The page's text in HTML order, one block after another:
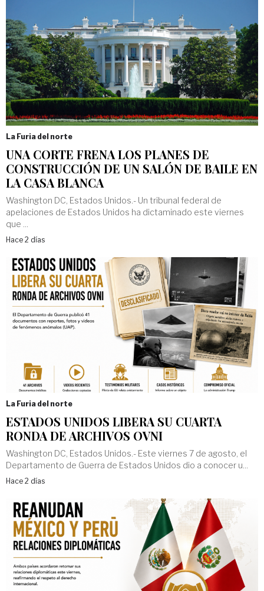
La Furia del norte
UNA CORTE FRENA LOS PLANES DE
CONSTRUCCIÓN DE UN SALÓN DE BAILE EN
LA CASA BLANCA
Washington DC, Estados Unidos.- Un tribunal federal de
apelaciones de Estados Unidos ha dictaminado este viernes
que ...
Hace 2 días
La Furia del norte
ESTADOS UNIDOS LIBERA SU CUARTA
RONDA DE ARCHIVOS OVNI
Washington DC, Estados Unidos.- Este viernes 7 de agosto, el
Departamento de Guerra de Estados Unidos dio a conocer u...
Hace 2 días